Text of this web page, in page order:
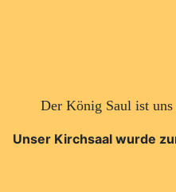
Der König Saul ist
Unser Kirchsaal wurde